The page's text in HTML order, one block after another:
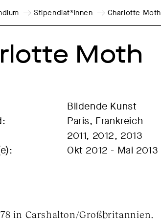
Stipendiat*innen Charlotte Moth
Moth
Bildende Kunst
Paris, Frankreich
2011, 2012, 2013
Okt 2012 - Mai 2013
in Carshalton/Großbritannien.